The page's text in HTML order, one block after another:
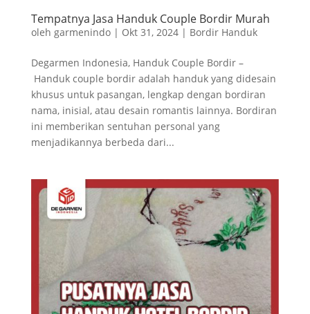
Tempatnya Jasa Handuk Couple Bordir Murah
oleh garmenindo| Okt 31, 2024| Bordir Handuk
Degarmen Indonesia, Handuk Couple Bordir –
Handuk couple bordir adalah handuk yang didesain
khusus untuk pasangan, lengkap dengan bordiran
nama, inisial, atau desain romantis lainnya. Bordiran
ini memberikan sentuhan personal yang
menjadikannya berbeda dari...